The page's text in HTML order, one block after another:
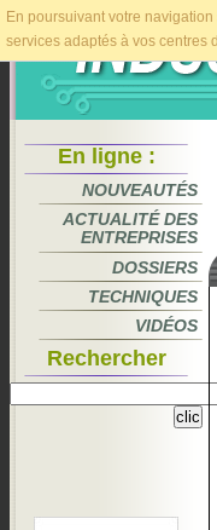
En poursuivant votre
services adaptés à vos centres
En ligne :
NOUVEAUTÉS
ACTUALITÉ DES
ENTREPRISES
DOSSIERS
TECHNIQUES
VIDÉOS
Rechercher